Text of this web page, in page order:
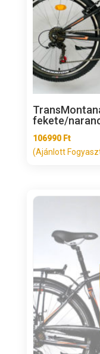
fekete/
106990 Ft
(Ajánlott